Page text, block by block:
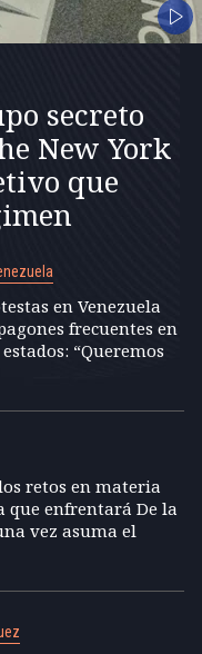
secreto
New York
que
en Venezuela
frecuentes en
“Queremos
retos en materia
que enfrentará De la
vez asuma el